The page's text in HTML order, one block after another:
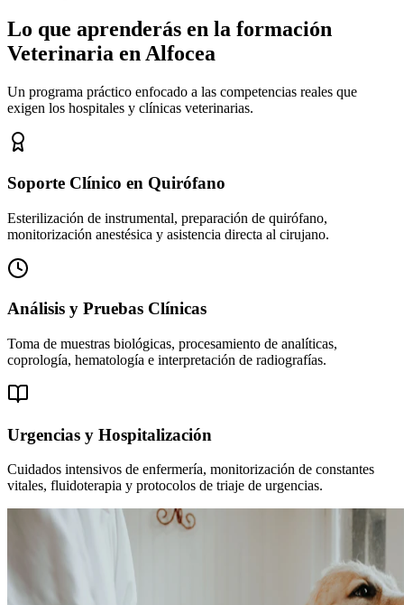
Lo que aprenderás en la formación
Veterinaria en Alfocea
Un programa práctico enfocado a las competencias reales que
exigen los hospitales y clínicas veterinarias.
Soporte Clínico en Quirófano
Esterilización de instrumental, preparación de quirófano,
monitorización anestésica y asistencia directa al cirujano.
Análisis y Pruebas Clínicas
Toma de muestras biológicas, procesamiento de analíticas,
coprología, hematología e interpretación de radiografías.
Urgencias y Hospitalización
Cuidados intensivos de enfermería, monitorización de constantes
vitales, fluidoterapia y protocolos de triaje de urgencias.